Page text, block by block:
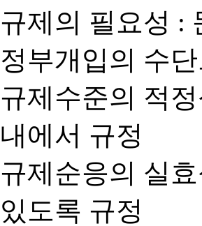
규제의 필요성
정부개입의 수
규제수준의 적
내에서 규정
규제순응의 실
있도록 규정